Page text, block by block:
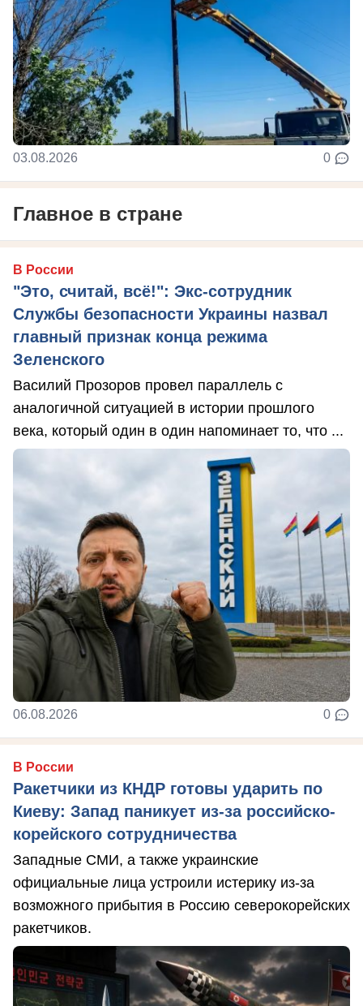
03.08.2026 0
Главное в стране
В России
"Это, считай, всё!": Экс-сотрудник
Службы безопасности Украины назвал
главный признак конца режима
Зеленского
Василий Прозоров провел параллель с
аналогичной ситуацией в истории прошлого
века, который один в один напоминает то, что ...
06.08.2026 0
В России
Ракетчики из КНДР готовы ударить по
Киеву: Запад паникует из-за российско-
корейского сотрудничества
Западные СМИ, а также украинские
официальные лица устроили истерику из-за
возможного прибытия в Россию северокорейских
ракетчиков.